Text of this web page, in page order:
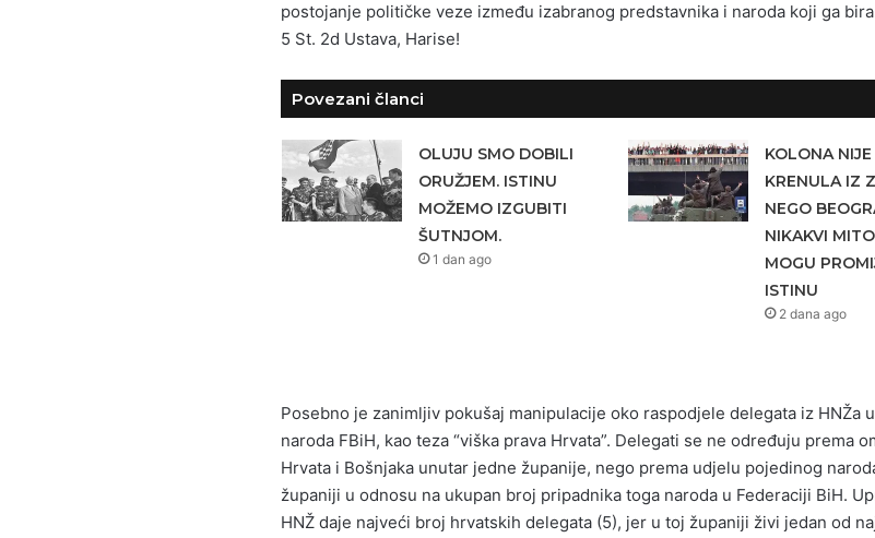
postojanje političke veze između izabranog predstavnika i naroda koji ga
5 St. 2d Ustava, Harise!
Povezani članci
OLUJU SMO DOBILI
ORUŽJEM. ISTINU
MOŽEMO IZGUBITI
ŠUTNJOM.
1 dan ago
KOLONA NIJE
KRENULA IZ
NEGO
NIKAKVI
MOGU
ISTINU
2 dana ago
Posebno je zanimljiv pokušaj manipulacije oko raspodjele delegata iz HNŽa
naroda FBiH, kao teza “viška prava Hrvata”. Delegati se ne određuju prema
Hrvata i Bošnjaka unutar jedne županije, nego prema udjelu pojedinog
županiji u odnosu na ukupan broj pripadnika toga naroda u Federaciji BiH.
HNŽ daje najveći broj hrvatskih delegata (5), jer u toj županiji živi jedan od